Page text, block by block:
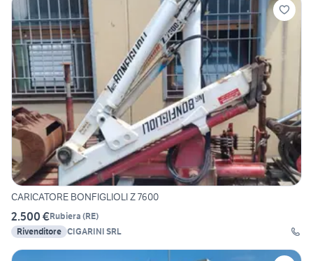
CARICATORE BONFIGLIOLI Z 7600
2.500 €Rubiera (RE)
Rivenditore CIGARINI SRL